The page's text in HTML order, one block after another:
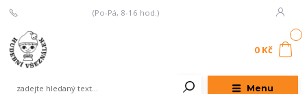
Menu
(Po-Pá, 8-16 hod.)
0 Kč